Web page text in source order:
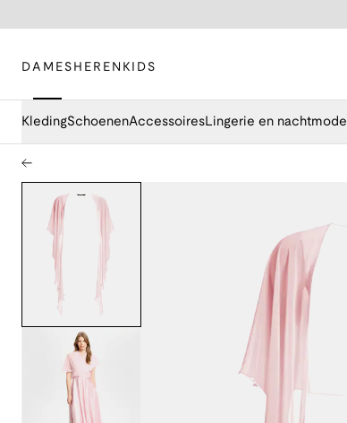
DAMES HEREN KIDS
KledingSchoenenAccessoiresLingerie en nachtmode